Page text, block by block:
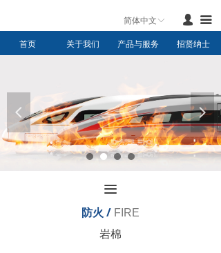
넙
ꀅ
简体中文
首页 关于我们 产品与服务 招贤纳士
끀
产品与服务
联系我们
关于我们
岩棉
防火 / FIRE
끀
넳 넲